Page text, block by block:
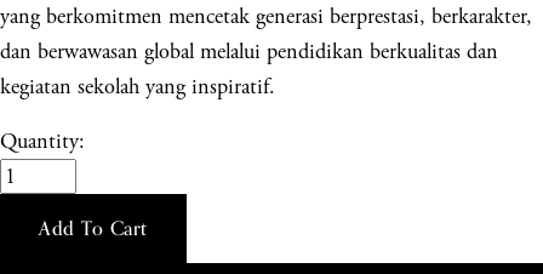
yang berkomitmen mencetak generasi berprestasi, berkarakter,
dan berwawasan global melalui pendidikan berkualitas dan
kegiatan sekolah yang inspiratif.
Quantity:
Add To Cart